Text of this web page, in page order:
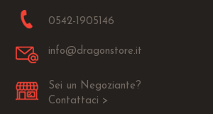
0542-1905146
info@dragonstore.it
Sei un Negoziante?
Contattaci >